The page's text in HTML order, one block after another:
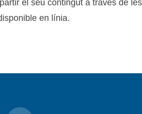
el seu contingut a través de les
en línia.